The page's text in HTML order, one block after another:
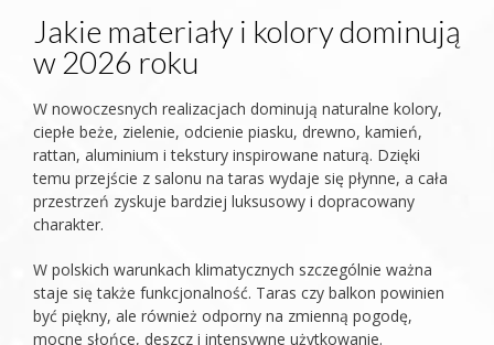
Jakie materiały i kolory dominują
w 2026 roku
W nowoczesnych realizacjach dominują naturalne kolory,
ciepłe beże, zielenie, odcienie piasku, drewno, kamień,
rattan, aluminium i tekstury inspirowane naturą. Dzięki
temu przejście z salonu na taras wydaje się płynne, a cała
przestrzeń zyskuje bardziej luksusowy i dopracowany
charakter.
W polskich warunkach klimatycznych szczególnie ważna
staje się także funkcjonalność. Taras czy balkon powinien
być piękny, ale również odporny na zmienną pogodę,
mocne słońce, deszcz i intensywne użytkowanie.